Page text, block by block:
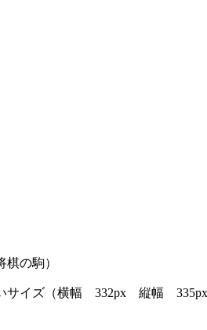
イズ（横幅 332px 縦幅